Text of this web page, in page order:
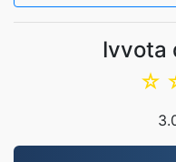
Ivvota
☆